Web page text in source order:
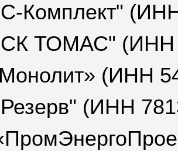
Комплект"
ТОМАС" (ИНН
(ИНН
(ИНН